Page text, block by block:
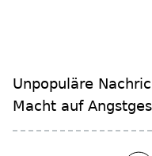
Unpopuläre